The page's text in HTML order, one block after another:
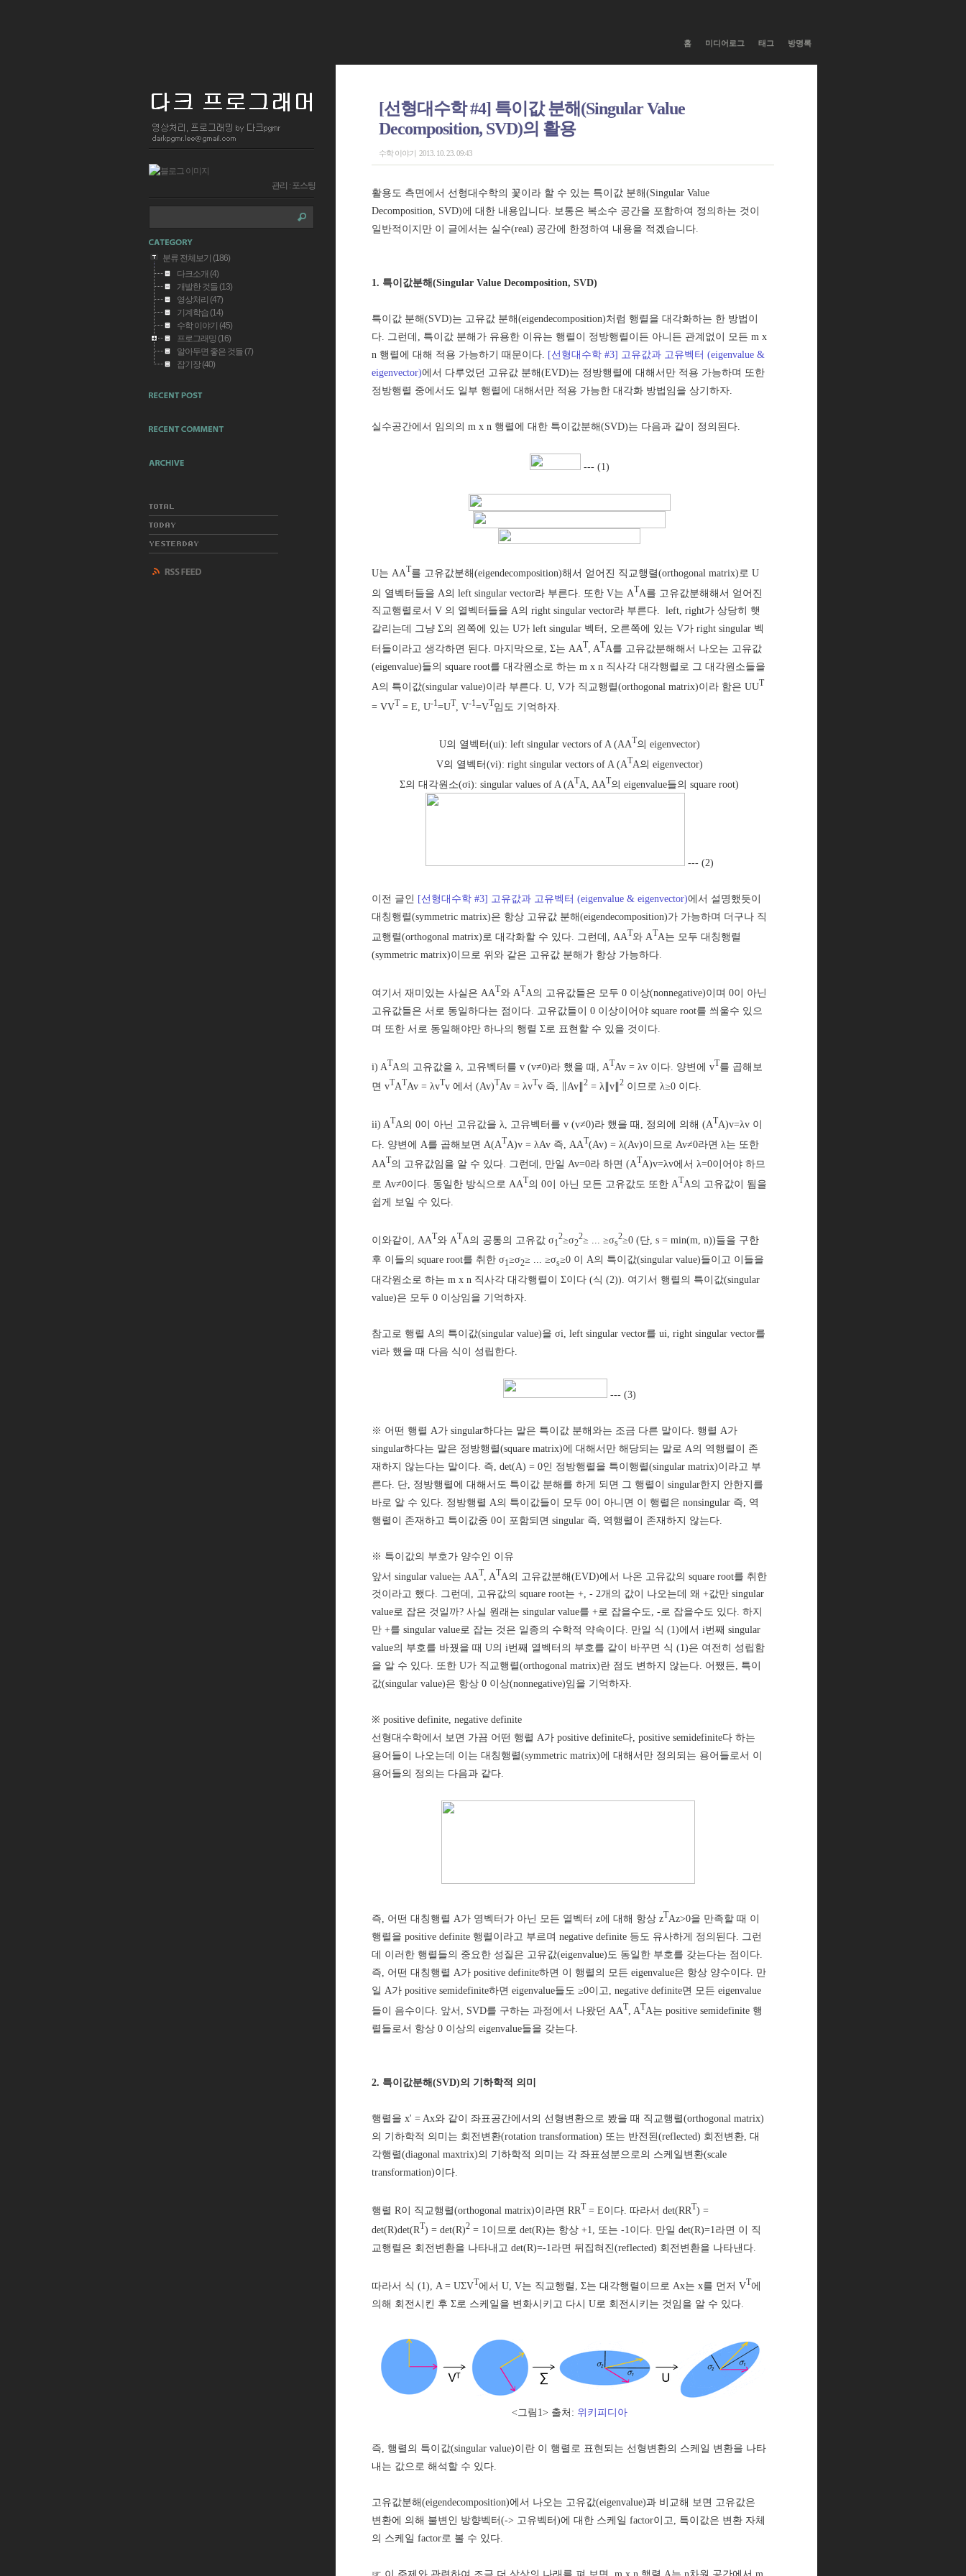
홈 미디어로그 태그 방명록
[선형대수학 #4] 특이값 분해(Singular Value
Decomposition, SVD)의 활용
수학 이야기 2013. 10. 23. 09:43
활용도 측면에서 선형대수학의 꽃이라 할 수 있는 특이값 분해(Singular Value
Decomposition, SVD)에 대한 내용입니다. 보통은 복소수 공간을 포함하여 정의하는 것이
일반적이지만 이 글에서는 실수(real) 공간에 한정하여 내용을 적겠습니다.
1. 특이값분해(Singular Value Decomposition, SVD)
특이값 분해(SVD)는 고유값 분해(eigendecomposition)처럼 행렬을 대각화하는 한 방법이
다. 그런데, 특이값 분해가 유용한 이유는 행렬이 정방행렬이든 아니든 관계없이 모든 m x
n 행렬에 대해 적용 가능하기 때문이다. [선형대수학 #3] 고유값과 고유벡터 (eigenvalue &
eigenvector)에서 다루었던 고유값 분해(EVD)는 정방행렬에 대해서만 적용 가능하며 또한
정방행렬 중에서도 일부 행렬에 대해서만 적용 가능한 대각화 방법임을 상기하자.
실수공간에서 임의의 m x n 행렬에 대한 특이값분해(SVD)는 다음과 같이 정의된다.
--- (1)
U는 AAT를 고유값분해(eigendecomposition)해서 얻어진 직교행렬(orthogonal matrix)로 U
의 열벡터들을 A의 left singular vector라 부른다. 또한 V는 ATA를 고유값분해해서 얻어진
직교행렬로서 V 의 열벡터들을 A의 right singular vector라 부른다. left, right가 상당히 햇
갈리는데 그냥 Σ의 왼쪽에 있는 U가 left singular 벡터, 오른쪽에 있는 V가 right singular 벡
터들이라고 생각하면 된다. 마지막으로, Σ는 AAT , ATA를 고유값분해해서 나오는 고유값
(eigenvalue)들의 square root를 대각원소로 하는 m x n 직사각 대각행렬로 그 대각원소들을
A의 특이값(singular value)이라 부른다. U, V가 직교행렬(orthogonal matrix)이라 함은 UUT
= VVT = E, U-1=UT , V-1=VT임도 기억하자.
U의 열벡터(ui): left singular vectors of A (AAT의 eigenvector)
V의 열벡터(vi): right singular vectors of A (ATA의 eigenvector)
Σ의 대각원소(σi): singular values of A (ATA, AAT의 eigenvalue들의 square root)
--- (2)
이전 글인 [선형대수학 #3] 고유값과 고유벡터 (eigenvalue & eigenvector)에서 설명했듯이
대칭행렬(symmetric matrix)은 항상 고유값 분해(eigendecomposition)가 가능하며 더구나 직
교행렬(orthogonal matrix)로 대각화할 수 있다. 그런데, AAT와 ATA는 모두 대칭행렬
(symmetric matrix)이므로 위와 같은 고유값 분해가 항상 가능하다.
여기서 재미있는 사실은 AAT와 ATA의 고유값들은 모두 0 이상(nonnegative)이며 0이 아닌
고유값들은 서로 동일하다는 점이다. 고유값들이 0 이상이어야 square root를 씌울수 있으
며 또한 서로 동일해야만 하나의 행렬 Σ로 표현할 수 있을 것이다.
i) ATA의 고유값을 λ, 고유벡터를 v (v≠0)라 했을 때, ATAv = λv 이다. 양변에 vT를 곱해보
면 vTATAv = λvTv 에서 (Av)TAv = λvTv 즉, ∥Av∥ 2 = λ∥v∥ 2 이므로 λ≥0 이다.
ii) ATA의 0이 아닌 고유값을 λ, 고유벡터를 v (v≠0)라 했을 때, 정의에 의해 (ATA)v=λv 이
다. 양변에 A를 곱해보면 A(ATA)v = λAv 즉, AAT(Av) = λ(Av)이므로 Av≠0라면 λ는 또한
AAT의 고유값임을 알 수 있다. 그런데, 만일 Av=0라 하면 (ATA)v=λv에서 λ=0이어야 하므
로 Av≠0이다. 동일한 방식으로 AAT의 0이 아닌 모든 고유값도 또한 ATA의 고유값이 됨을
쉽게 보일 수 있다.
이와같이, AAT와 ATA의 공통의 고유값 σ1
2≥σ2
2≥ ... ≥σs
2≥0 (단, s = min(m, n))들을 구한
후 이들의 square root를 취한 σ1≥σ2≥ ... ≥σs≥0 이 A의 특이값(singular value)들이고 이들을
대각원소로 하는 m x n 직사각 대각행렬이 Σ이다 (식 (2)). 여기서 행렬의 특이값(singular
value)은 모두 0 이상임을 기억하자.
참고로 행렬 A의 특이값(singular value)을 σi, left singular vector를 ui, right singular vector를
vi라 했을 때 다음 식이 성립한다.
--- (3)
※ 어떤 행렬 A가 singular하다는 말은 특이값 분해와는 조금 다른 말이다. 행렬 A가
singular하다는 말은 정방행렬(square matrix)에 대해서만 해당되는 말로 A의 역행렬이 존
재하지 않는다는 말이다. 즉, det(A) = 0인 정방행렬을 특이행렬(singular matrix)이라고 부
른다. 단, 정방행렬에 대해서도 특이값 분해를 하게 되면 그 행렬이 singular한지 안한지를
바로 알 수 있다. 정방행렬 A의 특이값들이 모두 0이 아니면 이 행렬은 nonsingular 즉, 역
행렬이 존재하고 특이값중 0이 포함되면 singular 즉, 역행렬이 존재하지 않는다.
※ 특이값의 부호가 양수인 이유
앞서 singular value는 AAT , ATA의 고유값분해(EVD)에서 나온 고유값의 square root를 취한
것이라고 했다. 그런데, 고유값의 square root는 +, - 2개의 값이 나오는데 왜 +값만 singular
value로 잡은 것일까? 사실 원래는 singular value를 +로 잡을수도, -로 잡을수도 있다. 하지
만 +를 singular value로 잡는 것은 일종의 수학적 약속이다. 만일 식 (1)에서 i번째 singular
value의 부호를 바꿨을 때 U의 i번째 열벡터의 부호를 같이 바꾸면 식 (1)은 여전히 성립함
을 알 수 있다. 또한 U가 직교행렬(orthogonal matrix)란 점도 변하지 않는다. 어쨌든, 특이
값(singular value)은 항상 0 이상(nonnegative)임을 기억하자.
※ positive definite, negative definite
선형대수학에서 보면 가끔 어떤 행렬 A가 positive definite다, positive semidefinite다 하는
용어들이 나오는데 이는 대칭행렬(symmetric matrix)에 대해서만 정의되는 용어들로서 이
용어들의 정의는 다음과 같다.
즉, 어떤 대칭행렬 A가 영벡터가 아닌 모든 열벡터 z에 대해 항상 zTAz>0을 만족할 때 이
행렬을 positive definite 행렬이라고 부르며 negative definite 등도 유사하게 정의된다. 그런
데 이러한 행렬들의 중요한 성질은 고유값(eigenvalue)도 동일한 부호를 갖는다는 점이다.
즉, 어떤 대칭행렬 A가 positive definite하면 이 행렬의 모든 eigenvalue은 항상 양수이다. 만
일 A가 positive semidefinite하면 eigenvalue들도 ≥0이고, negative definite면 모든 eigenvalue
들이 음수이다. 앞서, SVD를 구하는 과정에서 나왔던 AAT , ATA는 positive semidefinite 행
렬들로서 항상 0 이상의 eigenvalue들을 갖는다.
2. 특이값분해(SVD)의 기하학적 의미
행렬을 x' = Ax와 같이 좌표공간에서의 선형변환으로 봤을 때 직교행렬(orthogonal matrix)
의 기하학적 의미는 회전변환(rotation transformation) 또는 반전된(reflected) 회전변환, 대
각행렬(diagonal maxtrix)의 기하학적 의미는 각 좌표성분으로의 스케일변환(scale
transformation)이다.
행렬 R이 직교행렬(orthogonal matrix)이라면 RRT = E이다. 따라서 det(RRT) =
det(R)det(RT) = det(R)2 = 1이므로 det(R)는 항상 +1, 또는 -1이다. 만일 det(R)=1라면 이 직
교행렬은 회전변환을 나타내고 det(R)=-1라면 뒤집혀진(reflected) 회전변환을 나타낸다.
따라서 식 (1), A = UΣVT에서 U, V는 직교행렬, Σ는 대각행렬이므로 Ax는 x를 먼저 VT에
의해 회전시킨 후 Σ로 스케일을 변화시키고 다시 U로 회전시키는 것임을 알 수 있다.
<그림1> 출처: 위키피디아
즉, 행렬의 특이값(singular value)이란 이 행렬로 표현되는 선형변환의 스케일 변환을 나타
내는 값으로 해석할 수 있다.
고유값분해(eigendecomposition)에서 나오는 고유값(eigenvalue)과 비교해 보면 고유값은
변환에 의해 불변인 방향벡터(-> 고유벡터)에 대한 스케일 factor이고, 특이값은 변환 자체
의 스케일 factor로 볼 수 있다.
관리 : 포스팅
분류 전체보기 (186)
다크소개 (4)
개발한 것들 (13)
영상처리 (47)
기계학습 (14)
수학 이야기 (45)
프로그래밍 (16)
알아두면 좋은 것들 (7)
잡기장(40)